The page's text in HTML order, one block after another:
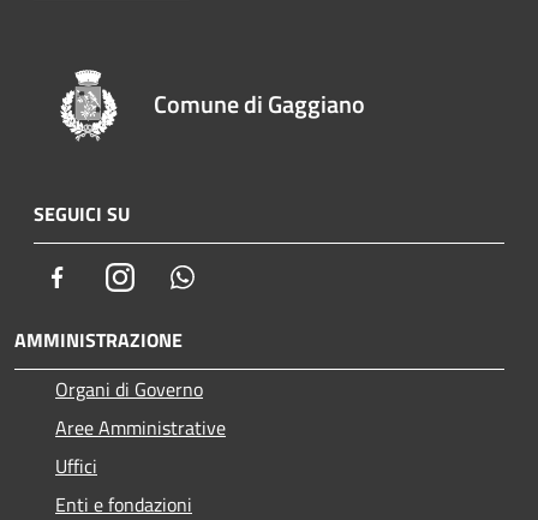
Comune di Gaggiano
SEGUICI SU
FacebookInstagram
AMMINISTRAZIONE
Organi di Governo
Aree Amministrative
Uffici
Enti e fondazioni